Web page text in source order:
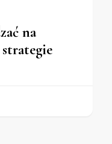
na
strategie